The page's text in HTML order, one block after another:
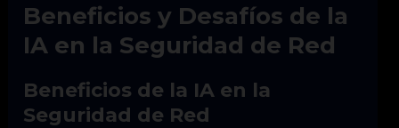
Beneficios y Desafíos de la
IA en la Seguridad de Red
Beneficios de la IA en la
Seguridad de Red